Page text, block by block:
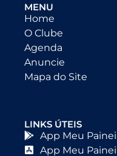
MENU
Home
O Clube
Agenda
Anuncie
Mapa do Site
LINKS ÚTEIS
App Meu
App Meu